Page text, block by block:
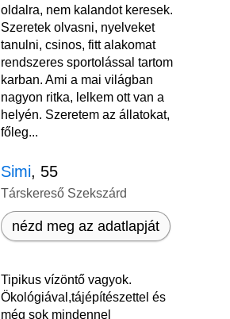
oldalra, nem kalandot keresek.
Szeretek olvasni, nyelveket
tanulni, csinos, fitt alakomat
rendszeres sportolással tartom
karban. Ami a mai világban
nagyon ritka, lelkem ott van a
helyén. Szeretem az állatokat,
főleg...
Simi, 55
Társkereső Szekszárd
nézd meg az adatlapját
Tipikus vízöntő vagyok.
Ökológiával,tájépítészettel és
még sok mindennel